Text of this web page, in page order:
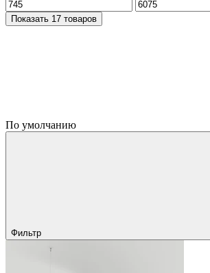
Показать 17 товаров
По умолчанию
Фильтр